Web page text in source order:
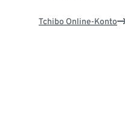
Tchibo Online-Konto